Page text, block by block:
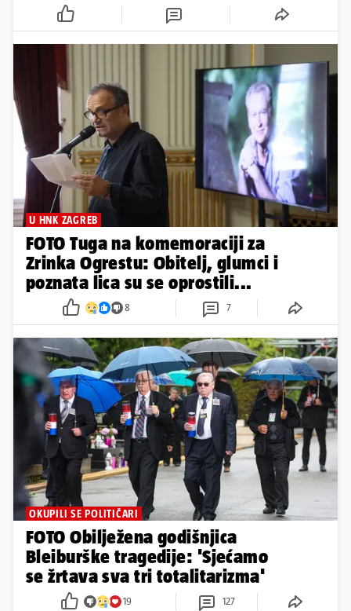
U HNK ZAGREB
FOTO Tuga na komemoraciji za
Zrinka Ogrestu: Obitelj, glumci i
poznata lica su se oprostili...
8 7
OKUPILI SE POLITIČARI
FOTO Obilježena godišnjica
Bleiburške tragedije: 'Sjećamo
se žrtava sva tri totalitarizma'
19 127